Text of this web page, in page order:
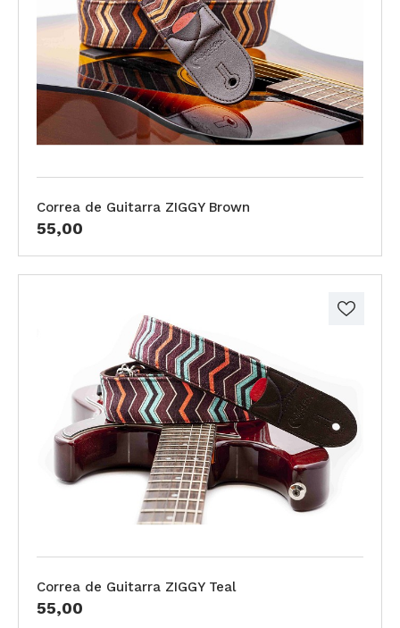
Correa de Guitarra ZIGGY Brown
55,00
Correa de Guitarra ZIGGY Teal
55,00